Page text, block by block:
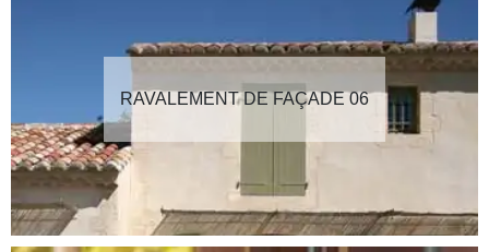
RAVALEMENT DE FAÇADE 06